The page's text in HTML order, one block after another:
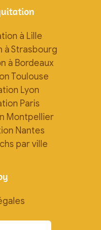
à Lille
à Strasbourg
à Bordeaux
Toulouse
Lyon
Paris
Montpellier
Nantes
par ville